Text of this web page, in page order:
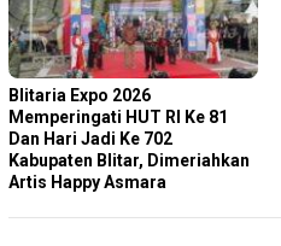
Blitaria Expo 2026
Memperingati HUT RI Ke 81
Dan Hari Jadi Ke 702
Kabupaten Blitar, Dimeriahkan
Artis Happy Asmara